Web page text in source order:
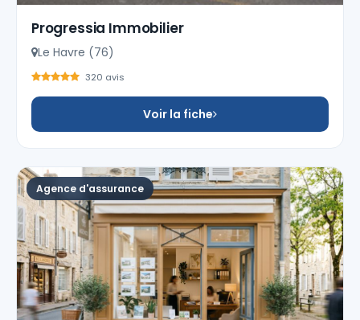
Progressia Immobilier
Le Havre (76)
320 avis
Voir la fiche
Agence d'assurance